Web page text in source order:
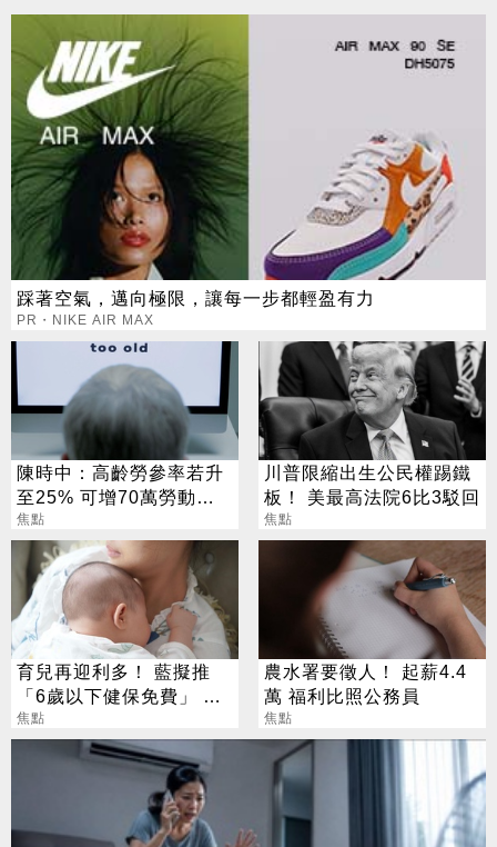
踩著空氣，邁向極限，讓每一步都輕盈有力
PR・NIKE AIR MAX
陳時中：高齡勞參率若升
至25% 可增70萬勞動人
口
焦點
川普限縮出生公民權踢鐵
板！ 美最高法院6比3駁回
焦點
育兒再迎利多！ 藍擬推
「6歲以下健保免費」 每
年減輕近萬元負擔
焦點
農水署要徵人！ 起薪4.4
萬 福利比照公務員
焦點